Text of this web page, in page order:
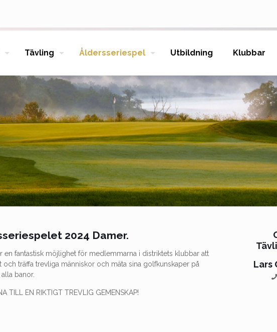
Tävling Åldersseriespel Utbildning Klubbar
2024 Damer.
en fantastisk möjlighet för medlemmarna i distriktets klubbar att
och träffa trevliga människor och mäta sina golfkunskaper på
banor.
TILL EN RIKTIGT TREVLIG GEMENSKAP!
Lars